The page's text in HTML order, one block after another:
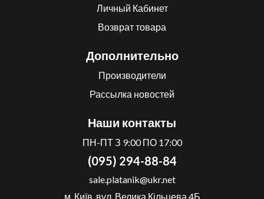
Личный Кабинет
Возврат товара
Дополнительно
Производители
Рассылка новостей
Наши контакты
ПН-ПТ З 9:00 ПО 17:00
(095) 294-88-84
sale.platanik@ukr.net
м. Київ, вул. Велика Кільцева 4Б